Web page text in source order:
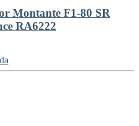
Montante F1-80 SR
RA6222